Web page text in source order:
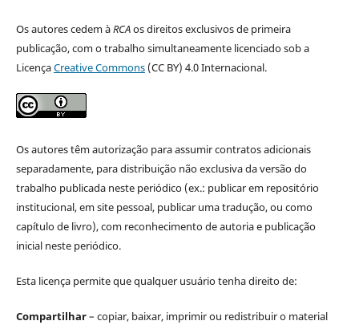
Os autores cedem àRCAos direitos exclusivos de primeira
publicação, com o trabalho simultaneamente licenciado sob a
LicençaCreative Commons(CC BY) 4.0 Internacional.
Os autores têm autorização para assumir contratos adicionais
separadamente, para distribuição não exclusiva da versão do
trabalho publicada neste periódico (ex.: publicar em repositório
institucional, em site pessoal, publicar uma tradução, ou como
capítulo de livro), com reconhecimento de autoria e publicação
inicial neste periódico.
Esta licença permite que qualquer usuário tenha direito de:
Compartilhar– copiar, baixar, imprimir ou redistribuir o material